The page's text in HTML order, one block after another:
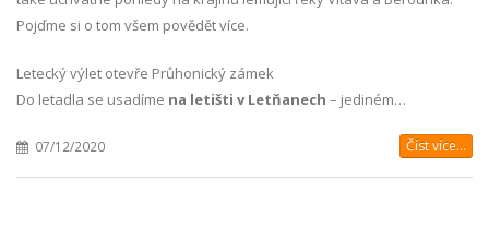
Pojďme si o tom všem povědět více.
Letecký výlet otevře Průhonický zámek
Do letadla se usadíme na letišti v Letňanech – jediném…
07/12/2020 Číst více...